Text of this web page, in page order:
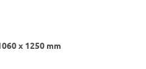
x 1250 mm